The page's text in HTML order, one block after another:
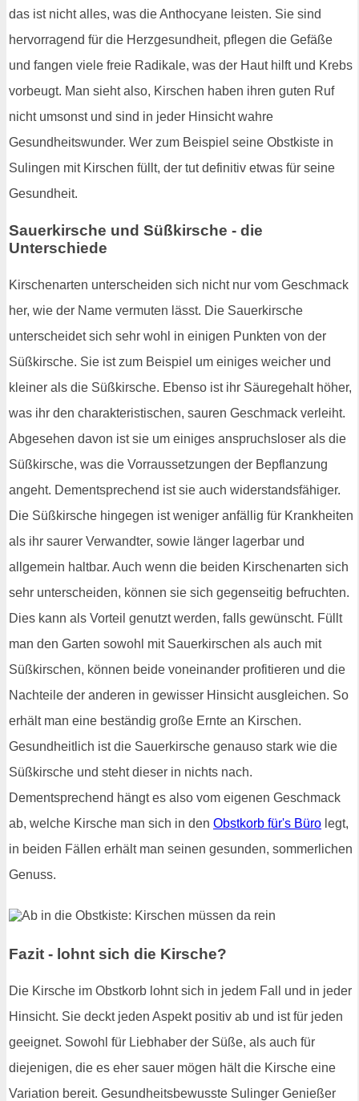
das ist nicht alles, was die Anthocyane leisten. Sie sind
hervorragend für die Herzgesundheit, pflegen die Gefäße
und fangen viele freie Radikale, was der Haut hilft und Krebs
vorbeugt. Man sieht also, Kirschen haben ihren guten Ruf
nicht umsonst und sind in jeder Hinsicht wahre
Gesundheitswunder. Wer zum Beispiel seine Obstkiste in
Sulingen mit Kirschen füllt, der tut definitiv etwas für seine
Gesundheit.
Sauerkirsche und Süßkirsche - die
Unterschiede
Kirschenarten unterscheiden sich nicht nur vom Geschmack
her, wie der Name vermuten lässt. Die Sauerkirsche
unterscheidet sich sehr wohl in einigen Punkten von der
Süßkirsche. Sie ist zum Beispiel um einiges weicher und
kleiner als die Süßkirsche. Ebenso ist ihr Säuregehalt höher,
was ihr den charakteristischen, sauren Geschmack verleiht.
Abgesehen davon ist sie um einiges anspruchsloser als die
Süßkirsche, was die Vorraussetzungen der Bepflanzung
angeht. Dementsprechend ist sie auch widerstandsfähiger.
Die Süßkirsche hingegen ist weniger anfällig für Krankheiten
als ihr saurer Verwandter, sowie länger lagerbar und
allgemein haltbar. Auch wenn die beiden Kirschenarten sich
sehr unterscheiden, können sie sich gegenseitig befruchten.
Dies kann als Vorteil genutzt werden, falls gewünscht. Füllt
man den Garten sowohl mit Sauerkirschen als auch mit
Süßkirschen, können beide voneinander profitieren und die
Nachteile der anderen in gewisser Hinsicht ausgleichen. So
erhält man eine beständig große Ernte an Kirschen.
Gesundheitlich ist die Sauerkirsche genauso stark wie die
Süßkirsche und steht dieser in nichts nach.
Dementsprechend hängt es also vom eigenen Geschmack
ab, welche Kirsche man sich in den Obstkorb für's Büro legt,
in beiden Fällen erhält man seinen gesunden, sommerlichen
Genuss.
Fazit - lohnt sich die Kirsche?
Die Kirsche im Obstkorb lohnt sich in jedem Fall und in jeder
Hinsicht. Sie deckt jeden Aspekt positiv ab und ist für jeden
geeignet. Sowohl für Liebhaber der Süße, als auch für
diejenigen, die es eher sauer mögen hält die Kirsche eine
Variation bereit. Gesundheitsbewusste Sulinger Genießer